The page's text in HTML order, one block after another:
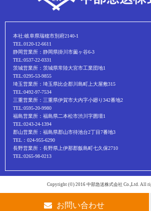
本社:岐阜県瑞穂市別府2140-1
TEL.0120-12-6611
静岡営業所：静岡県掛川市薗ヶ谷6-3
TEL:0537-22-0331
茨城営業所：茨城県常陸大宮市工業団地1
TEL:0295-53-9855
埼玉営業所：埼玉県比企郡川島町上大屋敷315
TEL:0492-97-7534
三重営業所：三重県伊賀市大内字小廻り342番地2
TEL:0595-20-9980
福島営業所：福島県二本松市渋川字囲壇1
TEL:0243-24-1394
郡山営業所：福島県郡山市待池台2丁目7番地3
TEL：024-955-6290
長野営業所：長野県上伊那郡飯島町七久保2710
TEL:0265-98-0213
Copyright (©) 2016 中部急送株式会社 Co.,Ltd. All
お問い合わせ